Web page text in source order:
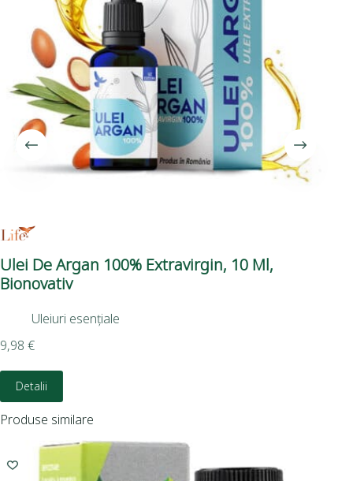
Ulei De Argan 100% Extravirgin, 10 Ml,
Bionovativ
Uleiuri esențiale
9,98 €
Detalii
Produse similare